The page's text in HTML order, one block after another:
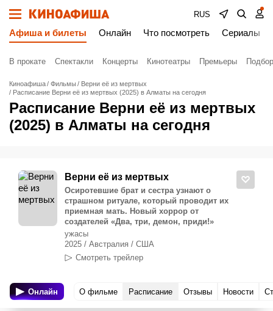
RUS
Афиша и билеты Онлайн Что посмотреть Сериалы
В прокате Спектакли Концерты Кинотеатры Премьеры
Киноафиша Фильмы
Верни её из мертвых
Расписание Верни её из мертвых (2025) в Алматы на сегодня
Расписание Верни её из мертвых
(2025) в Алматы на сегодня
Верни её из мертвых
Осиротевшие брат и сестра узнают о
страшном ритуале, который проводит их
приемная мать. Новый хоррор от
создателей «Два, три, демон, приди!»
ужасы
2025 / Австралия / США
Смотреть трейлер
Онлайн О фильме Расписание Отзывы Новости